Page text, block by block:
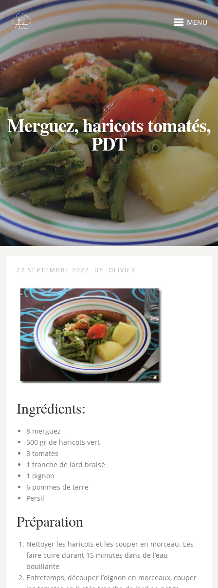
MENU
Merguez, haricots tomatés,
PDT
27 SEPTEMBRE 2022 BY OLIVIER
Ingrédients:
8 merguez
500 gr de haricots vert
3 tomates
1 tranche de lard braisé
1 oignon
6 pommes de terre
Persil
Préparation
Nettoyer les haricots et les couper en morceau. Les
faire cuire durant 15 minutes dans de l’eau
bouillante
Entretemps, découper l’oignon en morceaux, couper